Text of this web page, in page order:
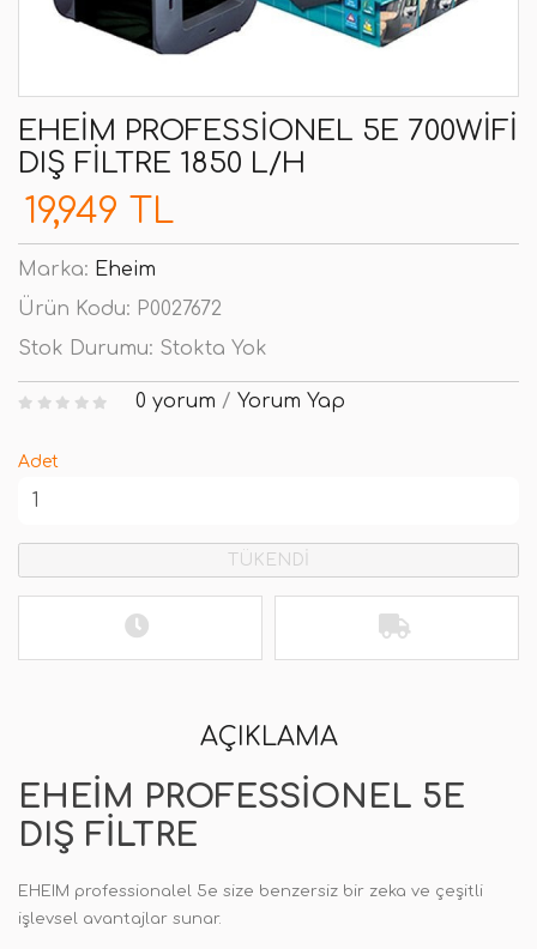
EHEIM PROFESSIONEL 5E 700WIFI
DIŞ FILTRE 1850 L/H
19,949 TL
Marka: Eheim
Ürün Kodu: P0027672
Stok Durumu: Stokta Yok
0 yorum / Yorum Yap
Adet
TÜKENDİ
AÇIKLAMA
EHEIM PROFESSIONEL 5E
DIŞ FILTRE
EHEIM professionalel 5e size benzersiz bir zeka ve çeşitli
işlevsel avantajlar sunar.